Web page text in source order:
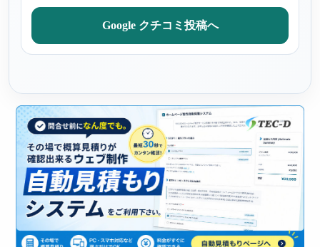
Google クチコミ投稿へ